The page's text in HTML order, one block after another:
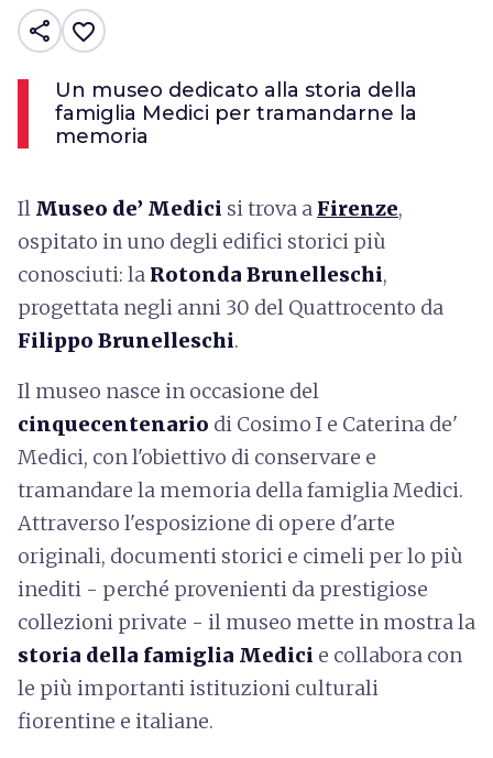
share favorite_border
Un museo dedicato alla storia della
famiglia Medici per tramandarne la
memoria
Il Museo de’ Medici si trova a Firenze,
ospitato in uno degli edifici storici più
conosciuti: la Rotonda Brunelleschi,
progettata negli anni 30 del Quattrocento da
Filippo Brunelleschi.
Il museo nasce in occasione del
cinquecentenario di Cosimo I e Caterina de'
Medici, con l'obiettivo di conservare e
tramandare la memoria della famiglia Medici.
Attraverso l'esposizione di opere d'arte
originali, documenti storici e cimeli per lo più
inediti - perché provenienti da prestigiose
collezioni private - il museo mette in mostra la
storia della famiglia Medici e collabora con
le più importanti istituzioni culturali
fiorentine e italiane.